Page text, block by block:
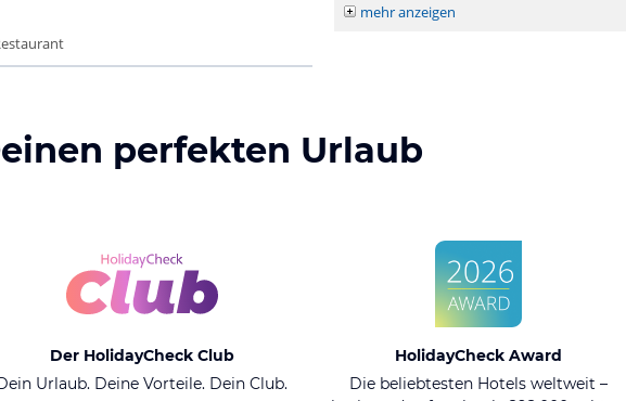
mehr anzeigen
perfekten Urlaub
Der HolidayCheck Club
Urlaub. Deine Vorteile. Dein Club.
HolidayCheck Award
Die beliebtesten Hotels weltweit –